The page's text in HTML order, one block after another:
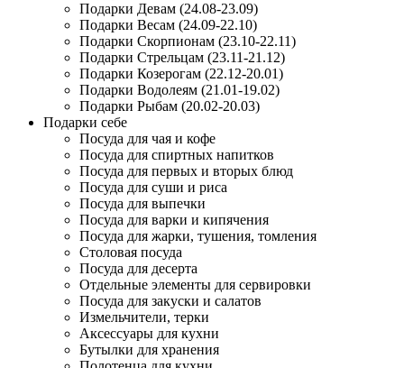
Подарки Девам (24.08-23.09)
Подарки Весам (24.09-22.10)
Подарки Скорпионам (23.10-22.11)
Подарки Стрельцам (23.11-21.12)
Подарки Козерогам (22.12-20.01)
Подарки Водолеям (21.01-19.02)
Подарки Рыбам (20.02-20.03)
Подарки себе
Посуда для чая и кофе
Посуда для спиртных напитков
Посуда для первых и вторых блюд
Посуда для суши и риса
Посуда для выпечки
Посуда для варки и кипячения
Посуда для жарки, тушения, томления
Столовая посуда
Посуда для десерта
Отдельные элементы для сервировки
Посуда для закуски и салатов
Измельчители, терки
Аксессуары для кухни
Бутылки для хранения